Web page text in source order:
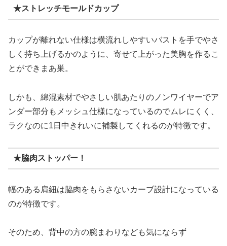
★ストレッチモールドカップ
カップが離れない仕様は横流れしやすいバストを手でやさ
しく持ち上げるかのように、寄せて上がった美胸を作るこ
とができまあ巣。
しかも、綿混素材でやさしい肌あたりのノンワイヤーでア
ンダー部分もメッシュ仕様になっているのでムレにくく、
ラクなのに1日中きれいに補製してくれるのが特徴です。
★脇肉ストッパー！
幅のある肩紐は脇肉をもらさないカーブ設計になっている
のが特徴です。
そのため、背中の方の腕まわりなども気にならず